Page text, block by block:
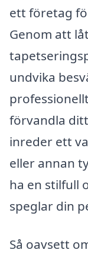
ett företag
Genom att
undvika
förvandla
inreder ett
eller annan
ha en stilfull
speglar din
Så oavsett